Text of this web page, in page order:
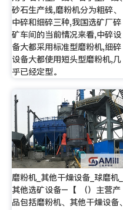
砂石生产线,磨粉机分为粗碎、
中碎和细碎三种,我国选矿厂碎
矿车间的当前情况来看,中碎设
备大都采用标准型磨粉机,细碎
设备大都使用短头型磨粉机,几
乎已经定型。
磨粉机_其他干燥设备_球磨机_
其他选矿设备–【 （）主营产
品包括磨粉机、其他干燥设备、